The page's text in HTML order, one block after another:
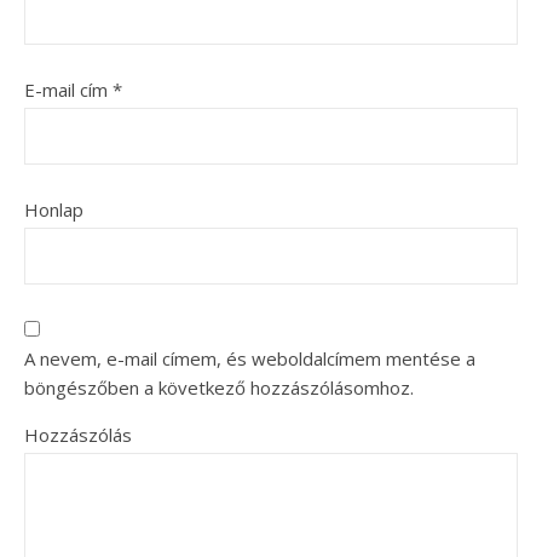
E-mail cím *
Honlap
A nevem, e-mail címem, és weboldalcímem mentése a
böngészőben a következő hozzászólásomhoz.
Hozzászólás